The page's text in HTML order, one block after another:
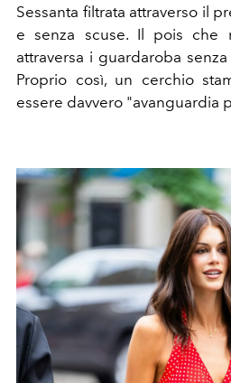
Sessanta filtrata attraverso il
e senza scuse. Il pois che
attraversa i guardaroba
Proprio così, un cerchio
essere davvero "avanguardia